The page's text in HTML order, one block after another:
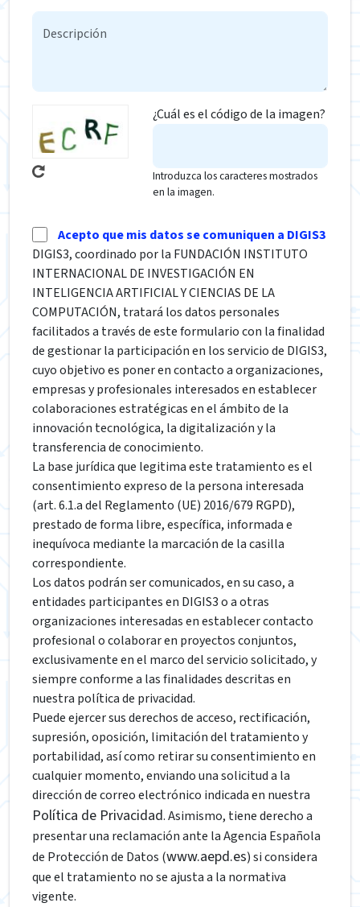
¿Cuál es el código de la imagen?
Introduzca los caracteres mostrados
en la imagen.
Acepto que mis datos se comuniquen a DIGIS3
DIGIS3, coordinado por la FUNDACIÓN INSTITUTO
INTERNACIONAL DE INVESTIGACIÓN EN
INTELIGENCIA ARTIFICIAL Y CIENCIAS DE LA
COMPUTACIÓN, tratará los datos personales
facilitados a través de este formulario con la finalidad
de gestionar la participación en los servicio de DIGIS3,
cuyo objetivo es poner en contacto a organizaciones,
empresas y profesionales interesados en establecer
colaboraciones estratégicas en el ámbito de la
innovación tecnológica, la digitalización y la
transferencia de conocimiento.
La base jurídica que legitima este tratamiento es el
consentimiento expreso de la persona interesada
(art. 6.1.a del Reglamento (UE) 2016/679 RGPD),
prestado de forma libre, específica, informada e
inequívoca mediante la marcación de la casilla
correspondiente.
Los datos podrán ser comunicados, en su caso, a
entidades participantes en DIGIS3 o a otras
organizaciones interesadas en establecer contacto
profesional o colaborar en proyectos conjuntos,
exclusivamente en el marco del servicio solicitado, y
siempre conforme a las finalidades descritas en
nuestra política de privacidad.
Puede ejercer sus derechos de acceso, rectificación,
supresión, oposición, limitación del tratamiento y
portabilidad, así como retirar su consentimiento en
cualquier momento, enviando una solicitud a la
dirección de correo electrónico indicada en nuestra
Política de Privacidad. Asimismo, tiene derecho a
presentar una reclamación ante la Agencia Española
de Protección de Datos (www.aepd.es) si considera
que el tratamiento no se ajusta a la normativa
vigente.